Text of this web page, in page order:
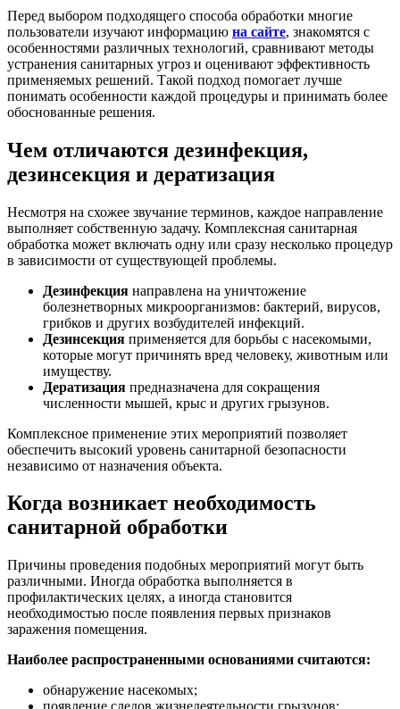
Перед выбором подходящего способа обработки многие
пользователи изучают информацию на сайте, знакомятся с
особенностями различных технологий, сравнивают методы
устранения санитарных угроз и оценивают эффективность
применяемых решений. Такой подход помогает лучше
понимать особенности каждой процедуры и принимать более
обоснованные решения.
Чем отличаются дезинфекция,
дезинсекция и дератизация
Несмотря на схожее звучание терминов, каждое направление
выполняет собственную задачу. Комплексная санитарная
обработка может включать одну или сразу несколько процедур
в зависимости от существующей проблемы.
Дезинфекция направлена на уничтожение
болезнетворных микроорганизмов: бактерий, вирусов,
грибков и других возбудителей инфекций.
Дезинсекция применяется для борьбы с насекомыми,
которые могут причинять вред человеку, животным или
имуществу.
Дератизация предназначена для сокращения
численности мышей, крыс и других грызунов.
Комплексное применение этих мероприятий позволяет
обеспечить высокий уровень санитарной безопасности
независимо от назначения объекта.
Когда возникает необходимость
санитарной обработки
Причины проведения подобных мероприятий могут быть
различными. Иногда обработка выполняется в
профилактических целях, а иногда становится
необходимостью после появления первых признаков
заражения помещения.
Наиболее распространенными основаниями считаются:
обнаружение насекомых;